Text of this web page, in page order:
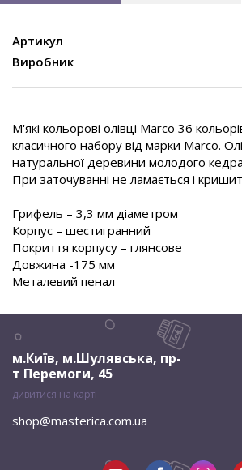
Артикул
Виробник
М'які кольорові олівці Marco 36
класичного набору від марки Marco.
натуральної деревини молодого
При заточуванні не ламається і
Грифель – 3,3 мм діаметром
Корпус – шестигранний
Покриття корпусу – глянсове
Довжина -175 мм
Металевий пенал
м.Київ, м.Шулявська, пр-
т Перемоги, 45
дивитися на карті
shop@masterica.com.ua